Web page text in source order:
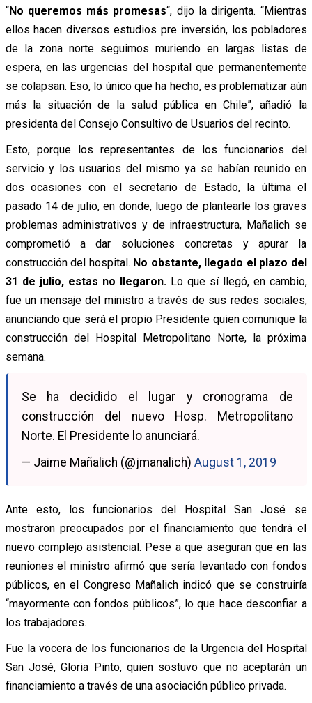
“No queremos más promesas“, dijo la dirigenta. “Mientras
ellos hacen diversos estudios pre inversión, los pobladores
de la zona norte seguimos muriendo en largas listas de
espera, en las urgencias del hospital que permanentemente
se colapsan. Eso, lo único que ha hecho, es problematizar aún
más la situación de la salud pública en Chile”, añadió la
presidenta del Consejo Consultivo de Usuarios del recinto.
Esto, porque los representantes de los funcionarios del
servicio y los usuarios del mismo ya se habían reunido en
dos ocasiones con el secretario de Estado, la última el
pasado 14 de julio, en donde, luego de plantearle los graves
problemas administrativos y de infraestructura, Mañalich se
comprometió a dar soluciones concretas y apurar la
construcción del hospital. No obstante, llegado el plazo del
31 de julio, estas no llegaron. Lo que sí llegó, en cambio,
fue un mensaje del ministro a través de sus redes sociales,
anunciando que será el propio Presidente quien comunique la
construcción del Hospital Metropolitano Norte, la próxima
semana.
Se ha decidido el lugar y cronograma de
construcción del nuevo Hosp. Metropolitano
Norte. El Presidente lo anunciará.
— Jaime Mañalich (@jmanalich) August 1, 2019
Ante esto, los funcionarios del Hospital San José se
mostraron preocupados por el financiamiento que tendrá el
nuevo complejo asistencial. Pese a que aseguran que en las
reuniones el ministro afirmó que sería levantado con fondos
públicos, en el Congreso Mañalich indicó que se construiría
“mayormente con fondos públicos”, lo que hace desconfiar a
los trabajadores.
Fue la vocera de los funcionarios de la Urgencia del Hospital
San José, Gloria Pinto, quien sostuvo que no aceptarán un
financiamiento a través de una asociación público privada.